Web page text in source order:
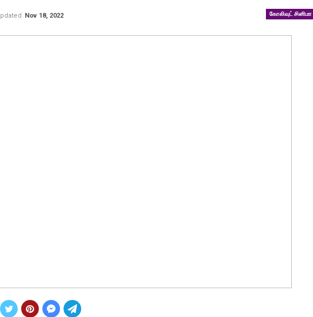
கோலிவுட் சினிமா
Nov 18, 2022